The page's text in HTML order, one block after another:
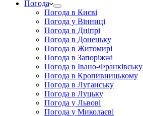
Погода
Погода в Києві
Погода у Вінниці
Погода в Дніпрі
Погода в Донецьку
Погода в Житомирі
Погода в Запоріжжі
Погода в Івано-Франківську
Погода в Кропивницькому
Погода в Луганську
Погода в Луцьку
Погода у Львові
Погода у Миколаєві